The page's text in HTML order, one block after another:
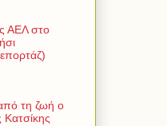
ΑΕΛ στο
τη ζωή ο
Κατσίκης